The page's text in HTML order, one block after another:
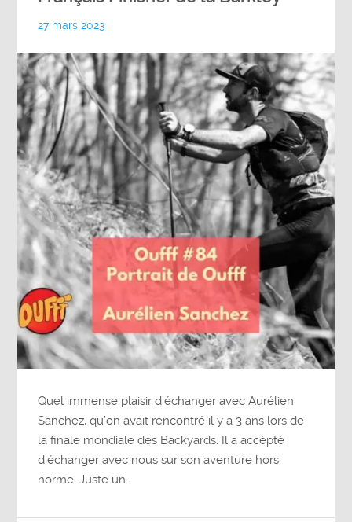
27 mars 2023
Quel immense plaisir d’échanger avec Aurélien
Sanchez, qu’on avait rencontré il y a 3 ans lors de
la finale mondiale des Backyards. Il a accépté
d’échanger avec nous sur son aventure hors
norme. Juste un…